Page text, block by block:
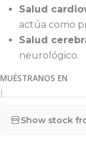
Salud
actúa como
Salud
neurológico.
MUÉSTRANOS EN
|
Show stock